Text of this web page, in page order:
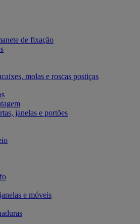
de fixação
molas e roscas postiças
janelas e portões
e móveis